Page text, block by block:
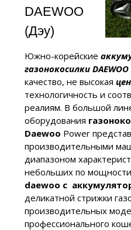
DAEWOO
(Дэу)
Южно-корейские
газонокосилки DAEWOO
качество, не высокая
технологичность и
реалиям. В большой
оборудования
Daewoo Power
производительными
диапазоном
небольших по мощности
daewoo с
деликатной стрижки
производительных
профессионального